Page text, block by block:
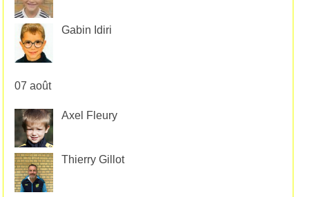
Gabin Idiri
07 août
Axel Fleury
Thierry Gillot